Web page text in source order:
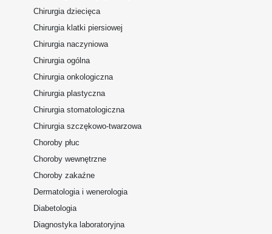
Chirurgia dziecięca
Chirurgia klatki piersiowej
Chirurgia naczyniowa
Chirurgia ogólna
Chirurgia onkologiczna
Chirurgia plastyczna
Chirurgia stomatologiczna
Chirurgia szczękowo-twarzowa
Choroby płuc
Choroby wewnętrzne
Choroby zakaźne
Dermatologia i wenerologia
Diabetologia
Diagnostyka laboratoryjna